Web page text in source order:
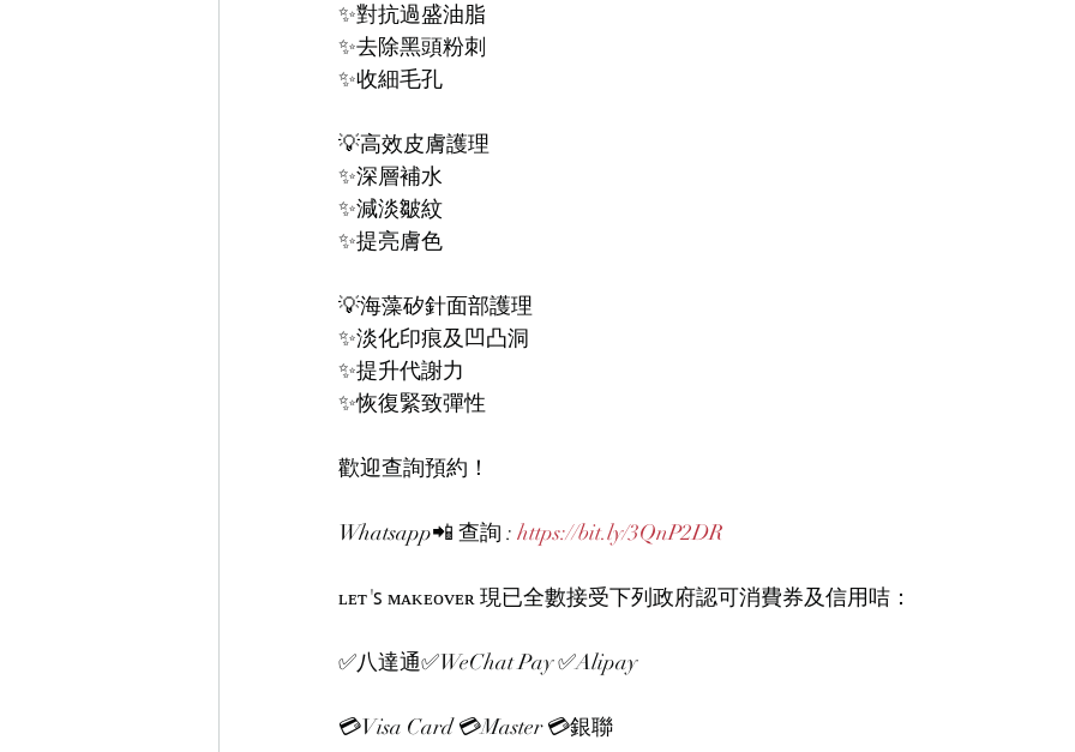
✨對抗過盛油脂
✨去除黑頭粉刺
✨收細毛孔
💡高效皮膚護理
✨深層補水
✨減淡皺紋
✨提亮膚色
💡海藻矽針面部護理
✨淡化印痕及凹凸洞
✨提升代謝力
✨恢復緊致彈性
歡迎查詢預約！
Whatsapp📲 查詢 : https://bit.ly/3QnP2DR
ʟᴇᴛ'ꜱ ᴍᴀᴋᴇᴏᴠᴇʀ 現已全數接受下列政府認可消費券及信用咭：
✅八達通✅WeChat Pay ✅Alipay
💳Visa Card 💳Master 💳銀聯